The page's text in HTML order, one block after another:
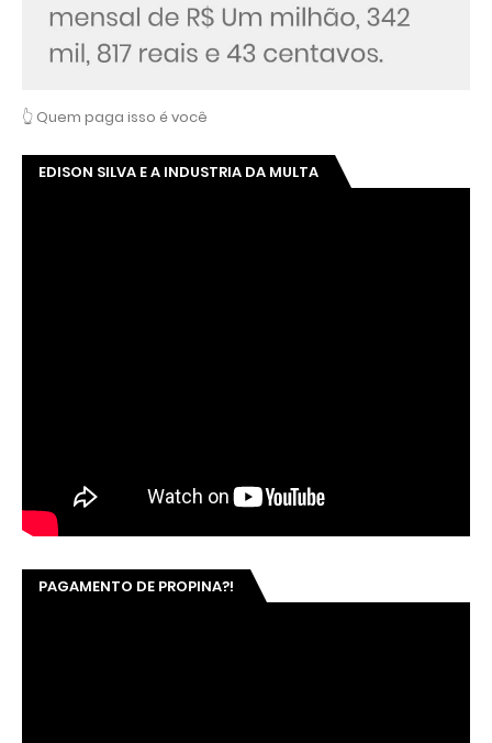
👆 Quem paga isso é você
EDISON SILVA E A INDUSTRIA DA MULTA
PAGAMENTO DE PROPINA?!